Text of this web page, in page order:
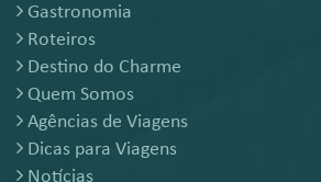
Gastronomia
Roteiros
Destino do Charme
Quem Somos
Agências de Viagens
Dicas para Viagens
Notícias